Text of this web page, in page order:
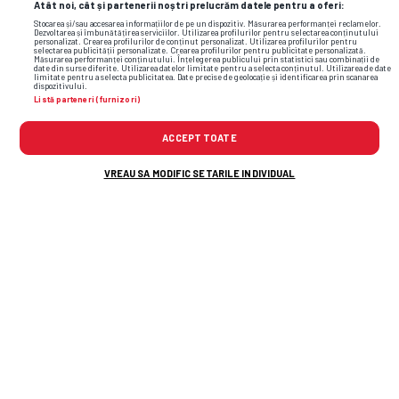
Atât noi, cât și partenerii noștri prelucrăm datele pentru a oferi:
Stocarea și/sau accesarea informațiilor de pe un dispozitiv. Măsurarea performanței reclamelor.
Dezvoltarea și îmbunătățirea serviciilor. Utilizarea profilurilor pentru selectarea conținutului
personalizat. Crearea profilurilor de conținut personalizat. Utilizarea profilurilor pentru
selectarea publicității personalizate. Crearea profilurilor pentru publicitate personalizată.
Măsurarea performanței conținutului. Înțelegerea publicului prin statistici sau combinații de
date din surse diferite. Utilizarea datelor limitate pentru a selecta conținutul. Utilizarea de date
limitate pentru a selecta publicitatea. Date precise de geolocație și identificarea prin scanarea
dispozitivului.
Listă parteneri (furnizori)
ACCEPT TOATE
VREAU SA MODIFIC SETARILE INDIVIDUAL